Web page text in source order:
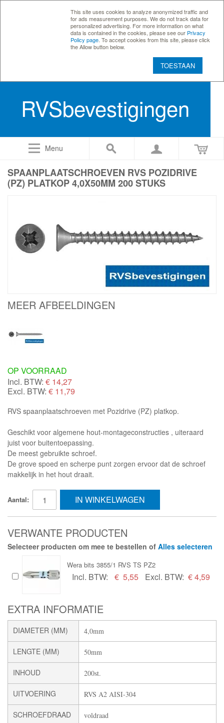
This site uses cookies to analyze anonymized traffic and
for ads measurement purposes. We do not track data for
personalized advertising. For more information on what
data is contained in the cookies, please see our Privacy
Policy page . To accept cookies from this site, please click
the Allow button below.
TOESTAAN
RVSbevestigingen
Menu
SPAANPLAATSCHROEVEN RVS POZIDRIVE
(PZ) PLATKOP 4,0X50MM 200 STUKS
MEER AFBEELDINGEN
OP VOORRAAD
Incl. BTW: € 14,27
Excl. BTW: € 11,79
RVS spaanplaatschroeven met Pozidrive (PZ) platkop.
Geschikt voor algemene hout-montageconstructies , uiteraard
juist voor buitentoepassing.
De meest gebruikte schroef.
De grove spoed en scherpe punt zorgen ervoor dat de schroef
makkelijk in het hout draait.
Aantal: IN WINKELWAGEN
VERWANTE PRODUCTEN
Selecteer producten om mee te bestellen of Alles selecteren
Wera bits 3855/1 RVS TS PZ2
Incl. BTW: € 5,55 Excl. BTW: € 4,59
EXTRA INFORMATIE
DIAMETER (MM) 4,0mm
LENGTE (MM) 50mm
INHOUD 200st.
UITVOERING RVS A2 AISI-304
SCHROEFDRAAD voldraad